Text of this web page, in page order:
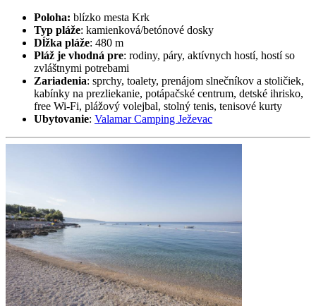
Poloha: blízko mesta Krk
Typ pláže: kamienková/betónové dosky
Dĺžka pláže: 480 m
Pláž je vhodná pre: rodiny, páry, aktívnych hostí, hostí so
zvláštnymi potrebami
Zariadenia: sprchy, toalety, prenájom slnečníkov a stoličiek,
kabínky na prezliekanie, potápačské centrum, detské ihrisko,
free Wi-Fi, plážový volejbal, stolný tenis, tenisové kurty
Ubytovanie: Valamar Camping Ježevac